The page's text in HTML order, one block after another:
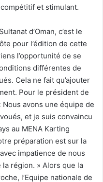
et stimulant.
d’Oman, c’est le
pour l’édition de cette
l’opportunité de se
différentes de
Cela ne fait qu’ajouter
Pour le président de
avons une équipe de
et je suis convaincu
au MENA Karting
préparation est sur la
impatience de nous
région. » Alors que la
l’Equipe nationale de